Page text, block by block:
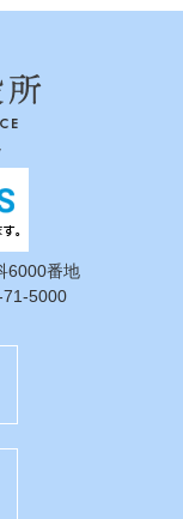
6000番地
71-5000